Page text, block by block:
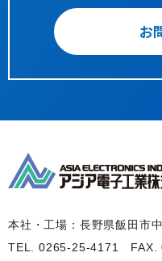
お
本社・工場：長野県飯田市
TEL. 0265-25-4171 FAX.